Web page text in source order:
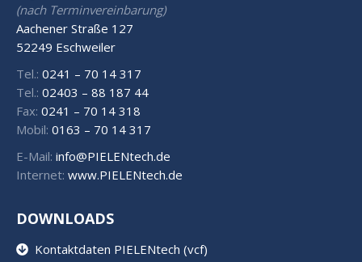
(nach Terminvereinbarung)
Aachener Straße 127
52249 Eschweiler
Tel.: 0241 – 70 14 317
Tel.: 02403 – 88 187 44
Fax: 0241 – 70 14 318
Mobil: 0163 – 70 14 317
E-Mail: info@PIELENtech.de
Internet: www.PIELENtech.de
DOWNLOADS
Kontaktdaten PIELENtech (vcf)